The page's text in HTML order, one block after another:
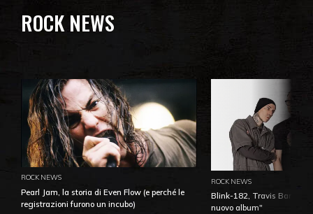
ROCK NEWS
ROCK NEWS
Pearl Jam, la storia di Even Flow (e perché le
registrazioni furono un incubo)
ROCK NEWS
Blink-182, Travis Barker:
nuovo album"